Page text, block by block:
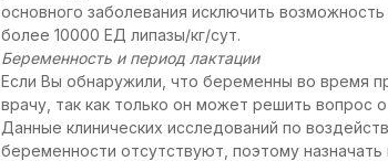
основного заболевания исключить
более 10000 ЕД липазы/кг/сут.
Беременность и период лактации
Если Вы обнаружили, что беременны во время
врачу, так как только он может решить вопрос
Данные клинических исследований по
беременности отсутствуют, поэтому